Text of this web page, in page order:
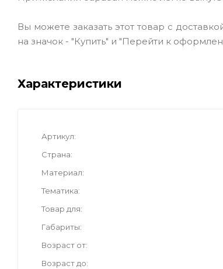
Вы можете заказать этот товар с
на значок - "Купить" и "Перейти к
Характеристики
Артикул
Страна
Материал
Тематика
Товар для
Габариты
Возраст от
Возраст до